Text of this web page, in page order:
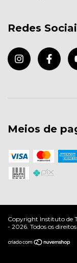
Redes
Meios de
Copyright Instituto de
- 2026. Todos os direitos